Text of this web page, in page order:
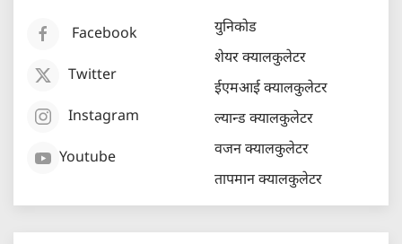
Facebook
Twitter
Instagram
Youtube
युनिकोड
शेयर क्यालकुलेटर
ईएमआई क्यालकुलेटर
ल्यान्ड क्यालकुलेटर
वजन क्यालकुलेटर
तापमान क्यालकुलेटर